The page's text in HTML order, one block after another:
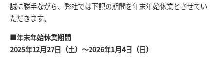
誠に勝手ながら、弊社では下記の期間を年末年始休業とさせてい
ただきます。
■年末年始休業期間
2025年12月27日（土）～2026年1月4日（日）